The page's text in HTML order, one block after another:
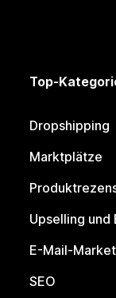
Top-
Dropshipping
Marktplätze
Upselling und
E-Mail-
SEO